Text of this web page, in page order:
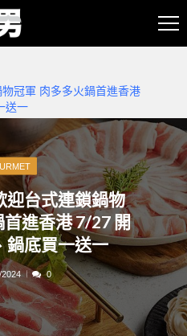
冠軍 肉多多火鍋首進香港
送一
迎台式連鎖鍋物
進香港 7/27 開
鍋底買一送一
0